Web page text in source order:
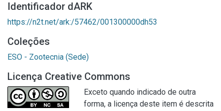
Identificador dARK
https://n2t.net/ark:/57462/001300000dh53
Coleções
ESO - Zootecnia (Sede)
Licença Creative Commons
Exceto quando indicado de outra
forma, a licença deste item é descrita